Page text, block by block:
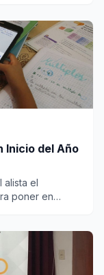
Inicio del Año
alista el
poner en